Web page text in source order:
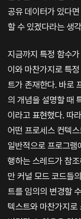
공유 데이터가 있다
할 수 있겠다라는 생
지금까지 특정 함수
이와 마찬가지로 특
트가 존재한다. 바로
의 개념을 설명할 때
이라고 표현했다. 따
어떤 프로세스 컨텍
일반적으로 프로그
행하는 스레드가 참
만 커널 모드 코드들
트를 임의의 변경할
텍스트와 마찬가지